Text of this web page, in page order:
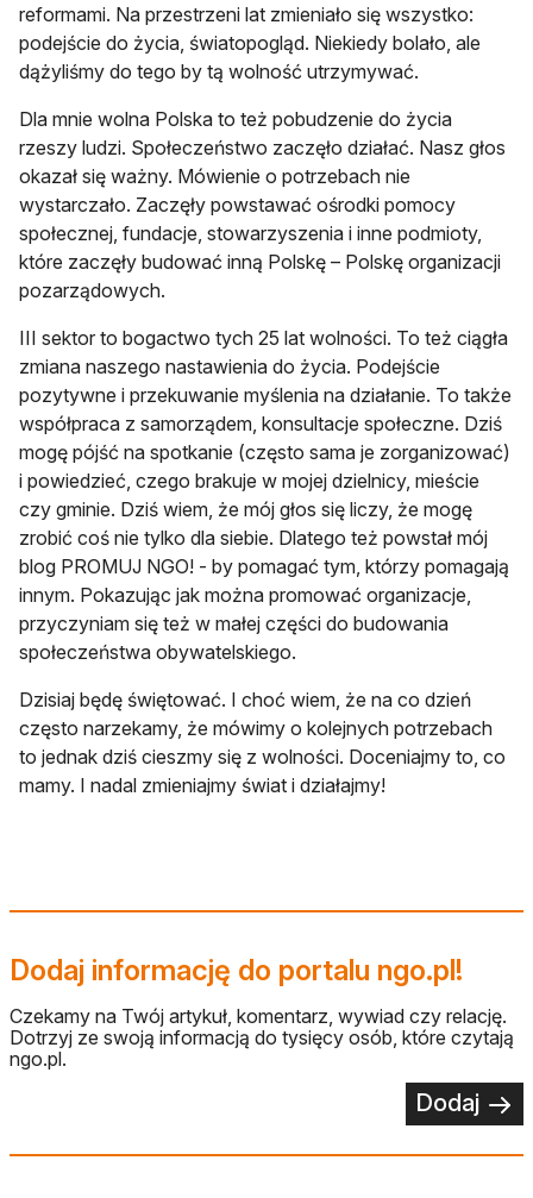
reformami. Na przestrzeni lat zmieniało się wszystko:
podejście do życia, światopogląd. Niekiedy bolało, ale
dążyliśmy do tego by tą wolność utrzymywać.
Dla mnie wolna Polska to też pobudzenie do życia
rzeszy ludzi. Społeczeństwo zaczęło działać. Nasz głos
okazał się ważny. Mówienie o potrzebach nie
wystarczało. Zaczęły powstawać ośrodki pomocy
społecznej, fundacje, stowarzyszenia i inne podmioty,
które zaczęły budować inną Polskę – Polskę organizacji
pozarządowych.
III sektor to bogactwo tych 25 lat wolności. To też ciągła
zmiana naszego nastawienia do życia. Podejście
pozytywne i przekuwanie myślenia na działanie. To także
współpraca z samorządem, konsultacje społeczne. Dziś
mogę pójść na spotkanie (często sama je zorganizować)
i powiedzieć, czego brakuje w mojej dzielnicy, mieście
czy gminie. Dziś wiem, że mój głos się liczy, że mogę
zrobić coś nie tylko dla siebie. Dlatego też powstał mój
blog PROMUJ NGO! - by pomagać tym, którzy pomagają
innym. Pokazując jak można promować organizacje,
przyczyniam się też w małej części do budowania
społeczeństwa obywatelskiego.
Dzisiaj będę świętować. I choć wiem, że na co dzień
często narzekamy, że mówimy o kolejnych potrzebach
to jednak dziś cieszmy się z wolności. Doceniajmy to, co
mamy. I nadal zmieniajmy świat i działajmy!
Dodaj informację do portalu ngo.pl!
Czekamy na Twój artykuł, komentarz, wywiad czy relację.
Dotrzyj ze swoją informacją do tysięcy osób, które czytają
ngo.pl.
Dodaj